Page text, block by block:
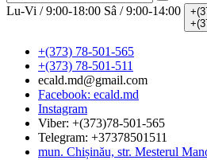
Lu-Vi / 9:00-18:00 Sâ / 9:00-14:00
+(373) 78-501-565
+(373) 78-501-511
ecald.md@gmail.com
Facebook: ecald.md
Instagram
Viber: +(373)78-501-565
Telegram: +37378501511
mun. Chișinău, str. Mesterul